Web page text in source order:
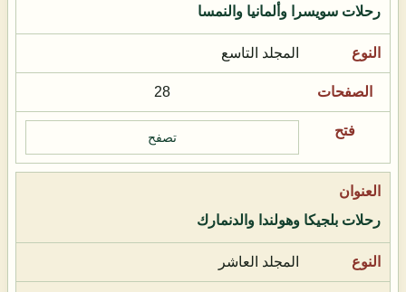
رحلات سويسرا وألمانيا والنمسا
المجلد التاسع
28
تصفح
رحلات بلجيكا وهولندا والدنمارك
المجلد العاشر